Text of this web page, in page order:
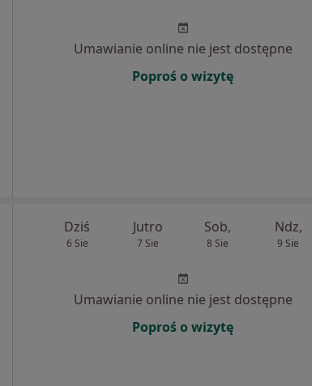
Umawianie online nie jest dostępne
Poproś o wizytę
Dziś
6 Sie
Jutro
7 Sie
Sob,
8 Sie
Ndz,
9 Sie
Umawianie online nie jest dostępne
Poproś o wizytę